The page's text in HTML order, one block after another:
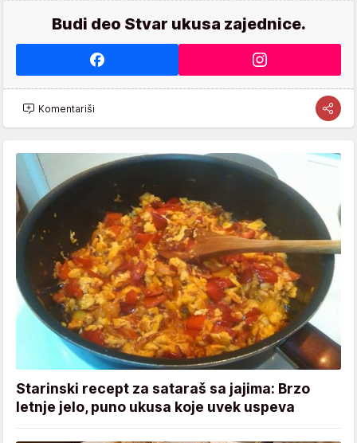
Budi deo Stvar ukusa zajednice.
Komentariši
Starinski recept za sataraš sa jajima: Brzo
letnje jelo, puno ukusa koje uvek uspeva